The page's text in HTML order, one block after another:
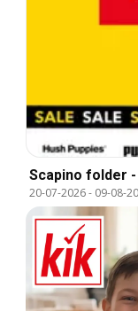
Scapino folder -
20-07-2026- 09-08-